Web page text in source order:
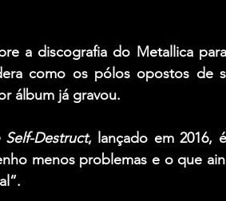
a discografia do Metallica
como os pólos opostos de
álbum já gravou.
Destruct, lançado em 2016,
menos problemas e o que